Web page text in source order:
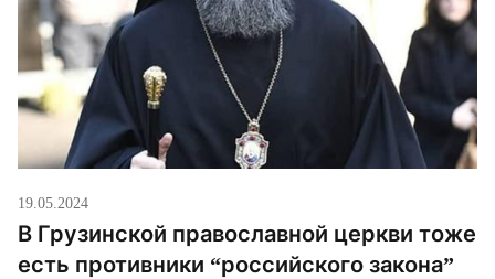
19.05.2024
В Грузинской православной церкви тоже
есть противники “российского закона”